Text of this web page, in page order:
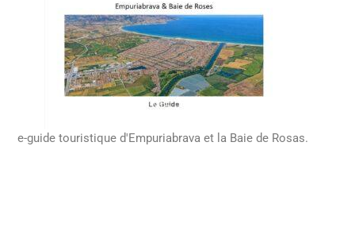
e-guide touristique d'Empuriabrava et la Baie de Rosas.